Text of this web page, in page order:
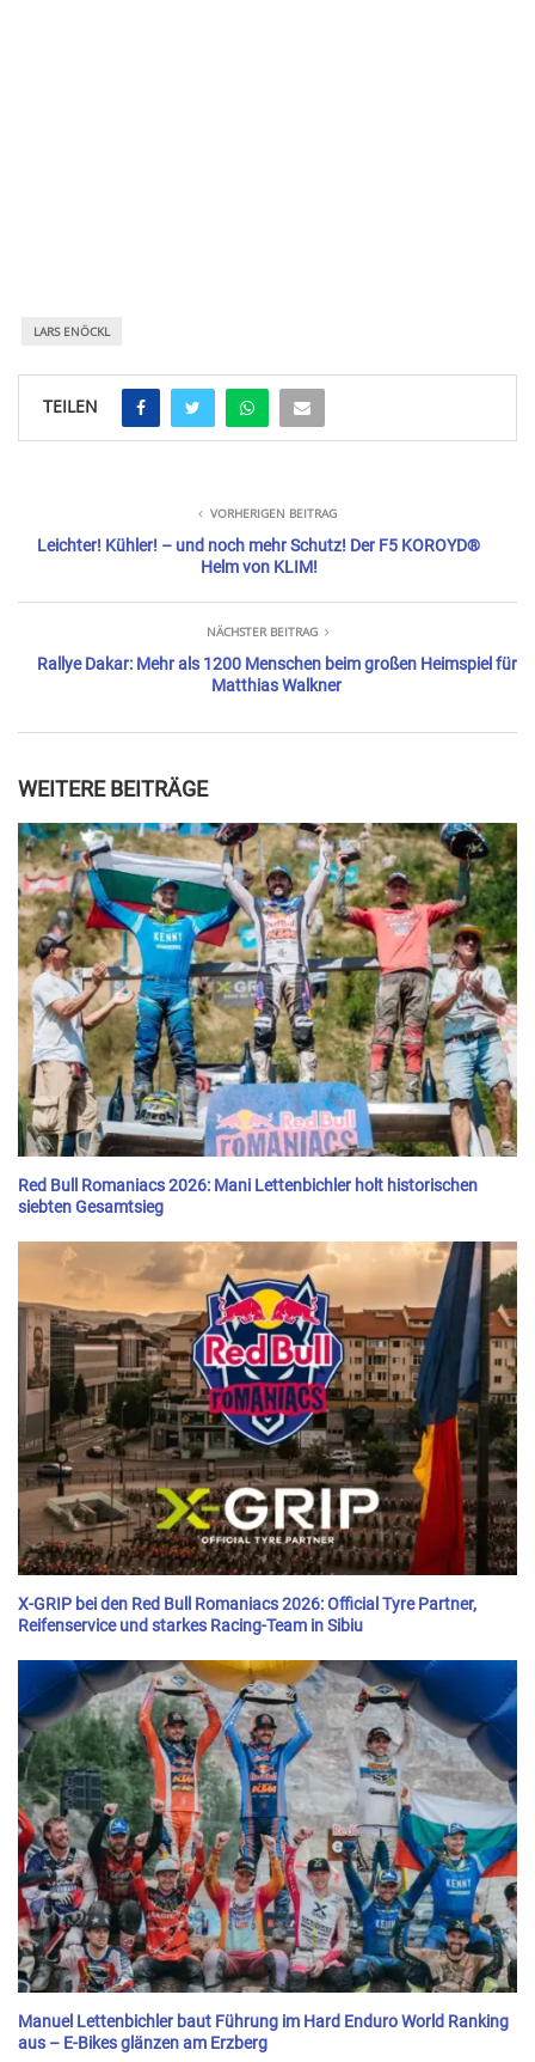
LARS ENÖCKL
TEILEN
VORHERIGEN BEITRAG
Leichter! Kühler! – und noch mehr Schutz! Der F5 KOROYD®
Helm von KLIM!
NÄCHSTER BEITRAG
Rallye Dakar: Mehr als 1200 Menschen beim großen Heimspiel für
Matthias Walkner
WEITERE BEITRÄGE
Red Bull Romaniacs 2026: Mani Lettenbichler holt historischen
siebten Gesamtsieg
X-GRIP bei den Red Bull Romaniacs 2026: Official Tyre Partner,
Reifenservice und starkes Racing-Team in Sibiu
Manuel Lettenbichler baut Führung im Hard Enduro World Ranking
aus – E-Bikes glänzen am Erzberg